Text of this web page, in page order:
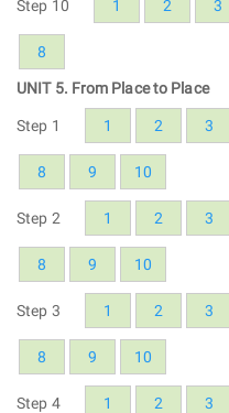
Step 10 1 2 3
8
UNIT 5. From Place to Place
Step 1 1 2 3
8 9 10
Step 2 1 2 3
8 9 10
Step 3 1 2 3
8 9 10
Step 4 1 2 3